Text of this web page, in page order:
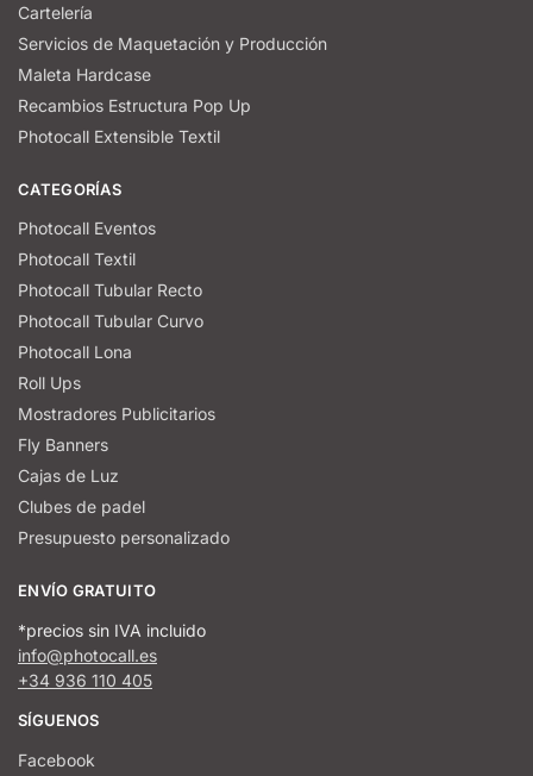
Cartelería
Servicios de Maquetación y Producción
Maleta Hardcase
Recambios Estructura Pop Up
Photocall Extensible Textil
CATEGORÍAS
Photocall Eventos
Photocall Textil
Photocall Tubular Recto
Photocall Tubular Curvo
Photocall Lona
Roll Ups
Mostradores Publicitarios
Fly Banners
Cajas de Luz
Clubes de padel
Presupuesto personalizado
ENVÍO GRATUITO
*precios sin IVA incluido
info@photocall.es
+34 936 110 405
SÍGUENOS
Facebook